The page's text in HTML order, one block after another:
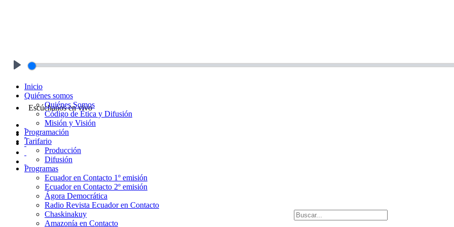
Escúchanos en vivo
Inicio
Quiénes somos
Quiénes Somos
Código de Ética y Difusión
Misión y Visión
Programación
Tarifario
Producción
Difusión
Programas
Ecuador en Contacto 1º emisión
Ecuador en Contacto 2º emisión
Ágora Democrática
Radio Revista Ecuador en Contacto
Chaskinakuy
Amazonía en Contacto